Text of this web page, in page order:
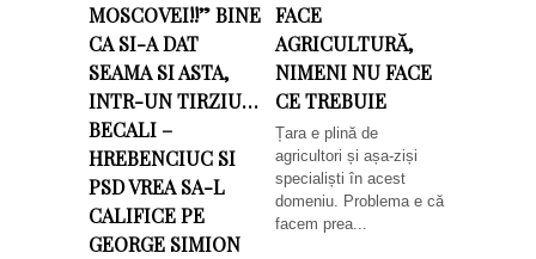
MOSCOVEI!!” BINE
CA SI-A DAT
SEAMA SI ASTA,
INTR-UN TIRZIU…
BECALI –
HREBENCIUC SI
PSD VREA SA-L
CALIFICE PE
GEORGE SIMION
FACE
AGRICULTURĂ,
NIMENI NU FACE
CE TREBUIE
Țara e plină de
agricultori și așa-ziși
specialiști în acest
domeniu. Problema e că
facem prea...